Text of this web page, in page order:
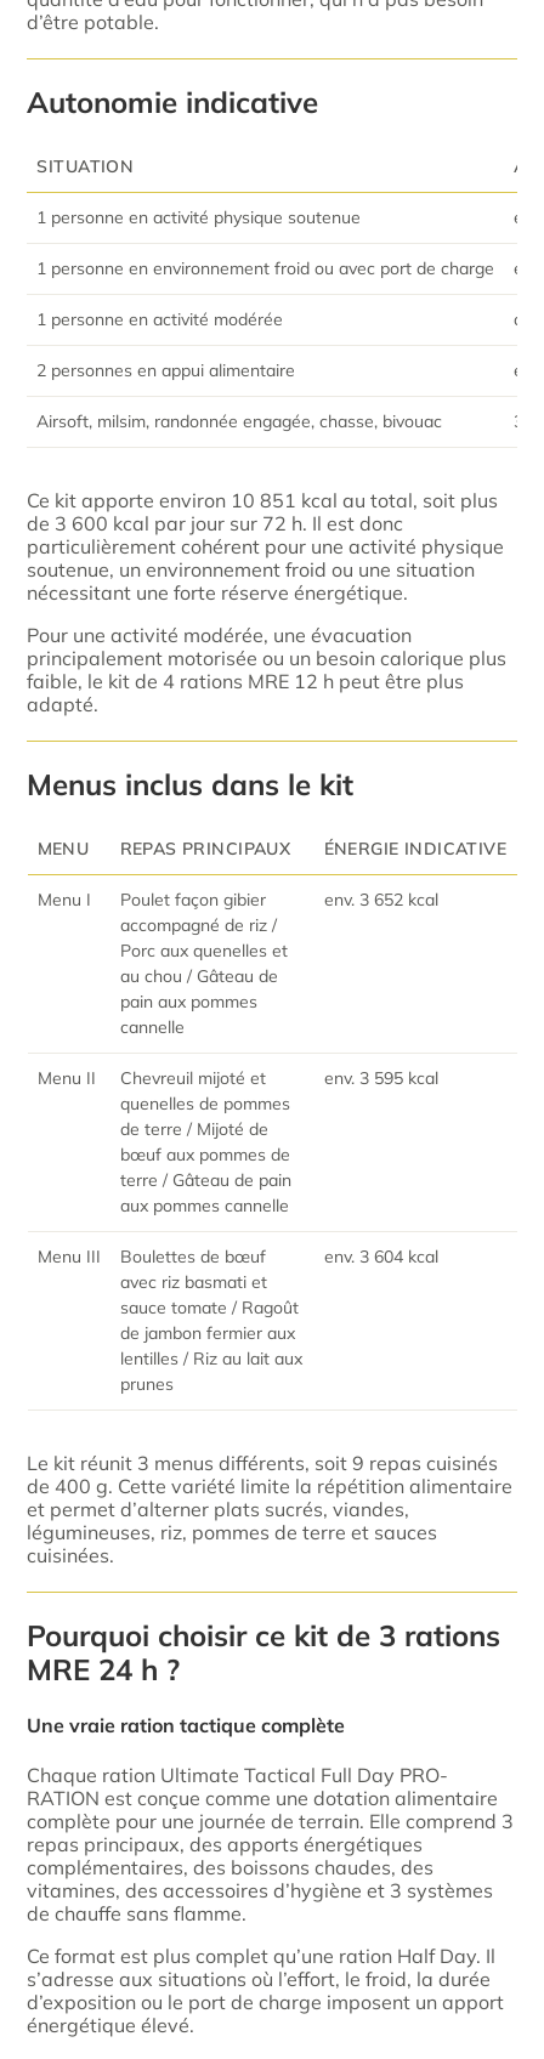
d’être potable.
Autonomie indicative
SITUATION
1 personne en activité physique soutenue
1 personne en environnement froid ou avec port de charge
1 personne en activité modérée
2 personnes en appui alimentaire
Airsoft, milsim, randonnée engagée, chasse, bivouac 3
Ce kit apporte environ 10 851 kcal au total, soit plus
de 3 600 kcal par jour sur 72 h. Il est donc
particulièrement cohérent pour une activité physique
soutenue, un environnement froid ou une situation
nécessitant une forte réserve énergétique.
Pour une activité modérée, une évacuation
principalement motorisée ou un besoin calorique plus
faible, le kit de 4 rations MRE 12 h peut être plus
adapté.
Menus inclus dans le kit
MENU REPAS PRINCIPAUX ÉNERGIE INDICATIVE
Menu I
Poulet façon gibier
accompagné de riz /
Porc aux quenelles et
au chou / Gâteau de
pain aux pommes
cannelle
env. 3 652 kcal
Menu II
Chevreuil mijoté et
quenelles de pommes
de terre / Mijoté de
bœuf aux pommes de
terre / Gâteau de pain
aux pommes cannelle
env. 3 595 kcal
Menu III
Boulettes de bœuf
avec riz basmati et
sauce tomate / Ragoût
de jambon fermier aux
lentilles / Riz au lait aux
prunes
env. 3 604 kcal
Le kit réunit 3 menus différents, soit 9 repas cuisinés
de 400 g. Cette variété limite la répétition alimentaire
et permet d’alterner plats sucrés, viandes,
légumineuses, riz, pommes de terre et sauces
cuisinées.
Pourquoi choisir ce kit de 3 rations
MRE 24 h ?
Une vraie ration tactique complète
Chaque ration Ultimate Tactical Full Day PRO-
RATION est conçue comme une dotation alimentaire
complète pour une journée de terrain. Elle comprend 3
repas principaux, des apports énergétiques
complémentaires, des boissons chaudes, des
vitamines, des accessoires d’hygiène et 3 systèmes
de chauffe sans flamme.
Ce format est plus complet qu’une ration Half Day. Il
s’adresse aux situations où l’effort, le froid, la durée
d’exposition ou le port de charge imposent un apport
énergétique élevé.